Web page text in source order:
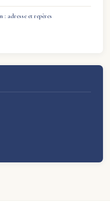
: adresse et repères